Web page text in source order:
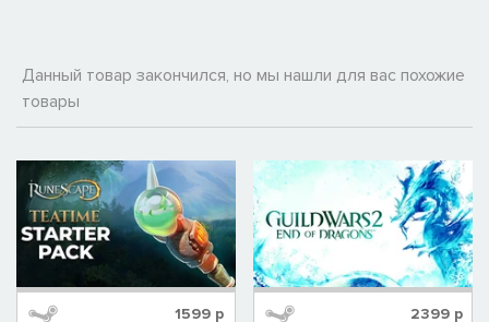
Данный товар закончился, но мы нашли для вас похожие
товары
1599 р 2399р